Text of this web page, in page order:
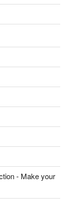
- Make your